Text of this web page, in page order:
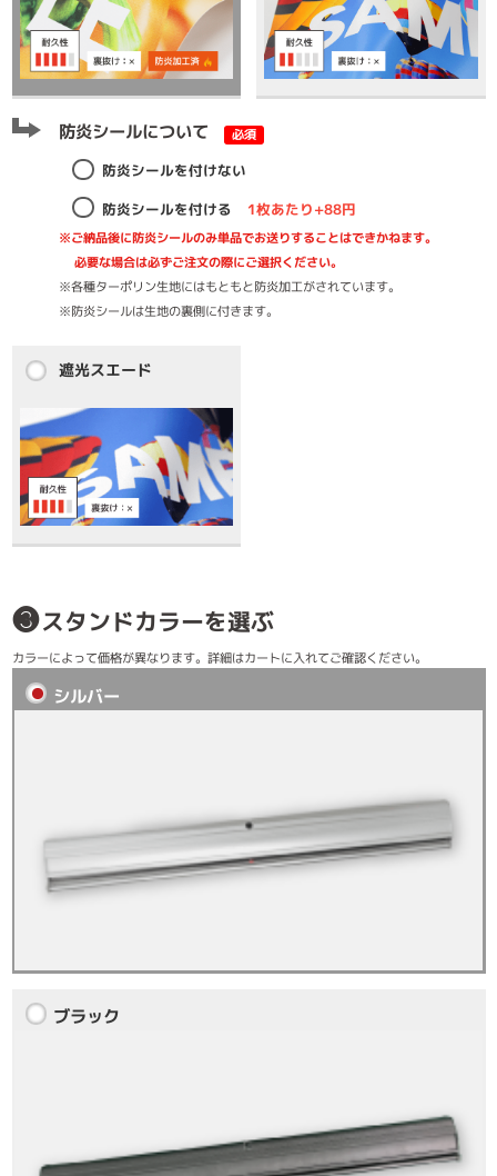
防炎シールについて 必須
防炎シールを付けない
防炎シールを付ける
1枚あたり+88円
※ご納品後に防炎シールのみ単品でお送りすることはできかねます。
必要な場合は必ずご注文の際にご選択ください。
※各種ターポリン生地にはもともと防炎加工がされています。
※防炎シールは生地の裏側に付きます。
遮光スエード
❸スタンドカラーを選ぶ
カラーによって価格が異なります。詳細はカートに入れてご確認ください。
シルバー
ブラック